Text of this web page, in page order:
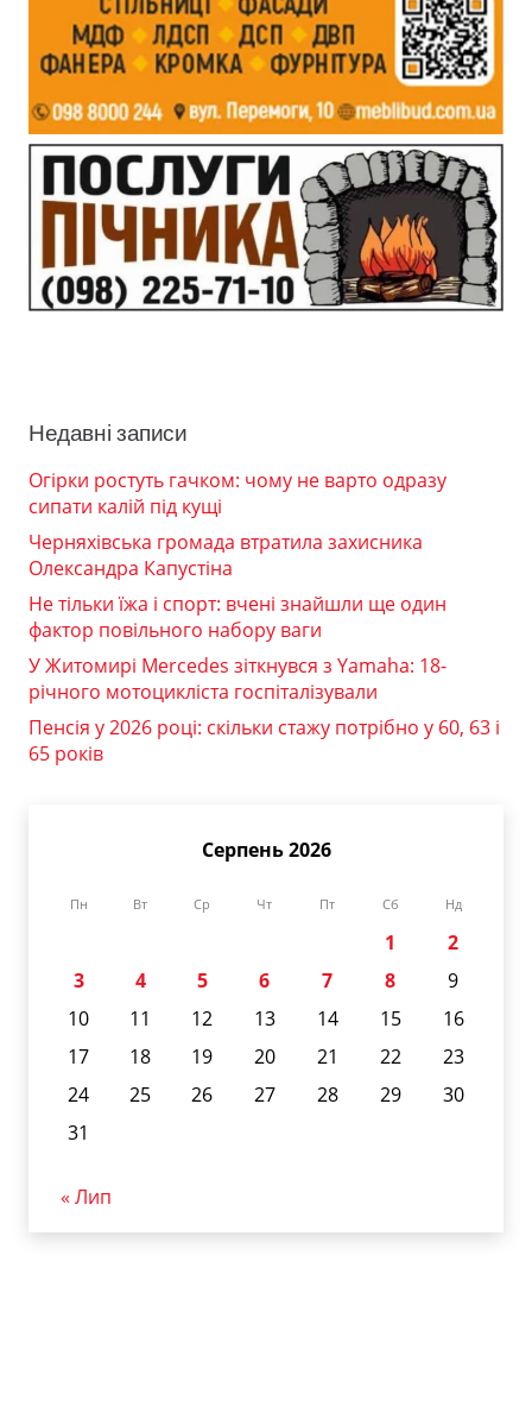
Недавні записи
Огірки ростуть гачком: чому не варто одразу
сипати калій під кущі
Черняхівська громада втратила захисника
Олександра Капустіна
Не тільки їжа і спорт: вчені знайшли ще один
фактор повільного набору ваги
У Житомирі Mercedes зіткнувся з Yamaha: 18-
річного мотоцикліста госпіталізували
Пенсія у 2026 році: скільки стажу потрібно у 60, 63 і
65 років
Серпень 2026
Пн Вт Ср Чт Пт Сб Нд
1
2
3
4 5 6 7 8
9
10
11 12 13 14 15
16
17
18 19 20 21 22
23
24
25 26 27 28 29
30
31
« Лип